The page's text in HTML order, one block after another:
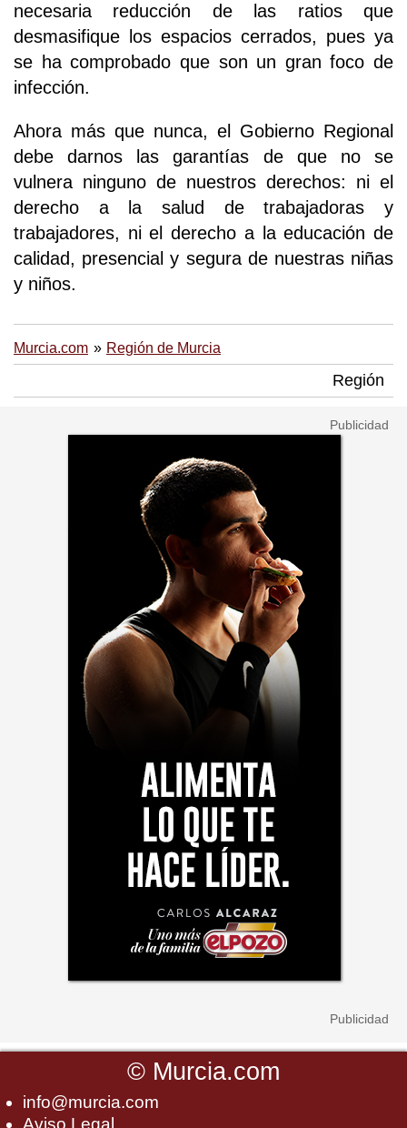
necesaria reducción de las ratios que
desmasifique los espacios cerrados, pues ya
se ha comprobado que son un gran foco de
infección.
Ahora más que nunca, el Gobierno Regional
debe darnos las garantías de que no se
vulnera ninguno de nuestros derechos: ni el
derecho a la salud de trabajadoras y
trabajadores, ni el derecho a la educación de
calidad, presencial y segura de nuestras niñas
y niños.
Murcia.com Región de Murcia
Región
© Murcia.com
info@murcia.com
Aviso Legal